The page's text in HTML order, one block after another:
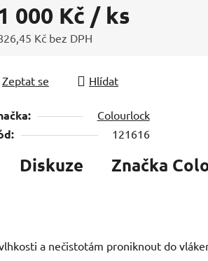
000 Kč / ks
Kč bez DPH
Zeptat se
Hlídat
Colourlock
121616
Diskuze Značka
a nečistotám proniknout do